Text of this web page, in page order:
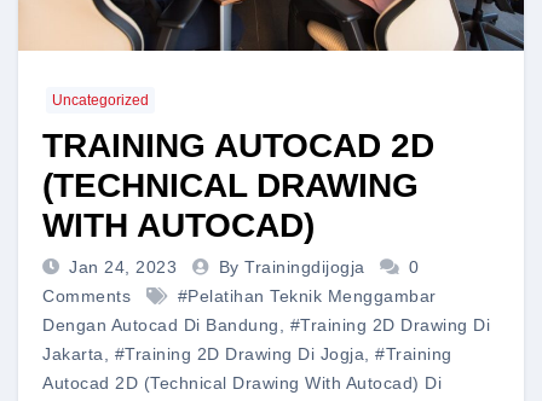
Uncategorized
TRAINING AUTOCAD 2D
(TECHNICAL DRAWING
WITH AUTOCAD)
Jan 24, 2023 By Trainingdijogja
0
Comments
#pelatihan Teknik Menggambar
Dengan Autocad Di Bandung, #training 2D Drawing Di
Jakarta, #training 2D Drawing Di Jogja, #training
Autocad 2D (Technical Drawing With Autocad) Di